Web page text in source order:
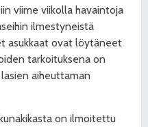
viime viikolla havaintoja
ilmestyneistä
asukkaat ovat löytäneet
tarkoituksena on
aiheuttaman
on ilmoitettu